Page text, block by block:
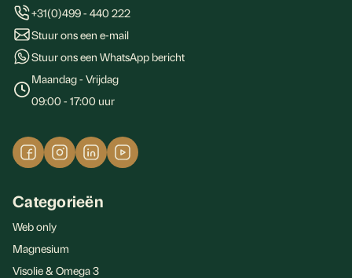
+31(0)499 - 440 222
Stuur ons een e-mail
Stuur ons een WhatsApp bericht
Maandag - Vrijdag
09:00 - 17:00 uur
Categorieën
Web only
Magnesium
Visolie & Omega 3